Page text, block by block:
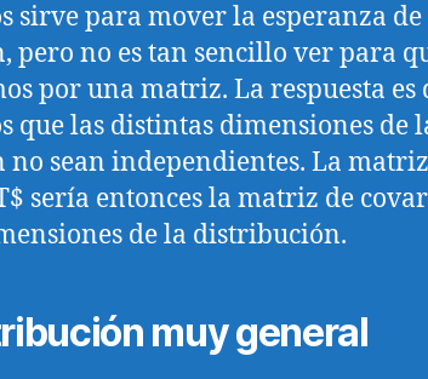
sirve para mover la esperanza de
pero no es tan sencillo ver para
por una matriz. La respuesta es
que las distintas dimensiones de
sean independientes. La
sería entonces la matriz de
de la distribución.
muy general